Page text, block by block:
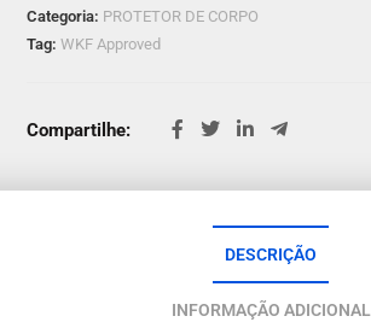
Categoria: PROTETOR DE CORPO
Tag:WKF Approved
Compartilhe:
DESCRIÇÃO
INFORMAÇÃO ADICIONAL